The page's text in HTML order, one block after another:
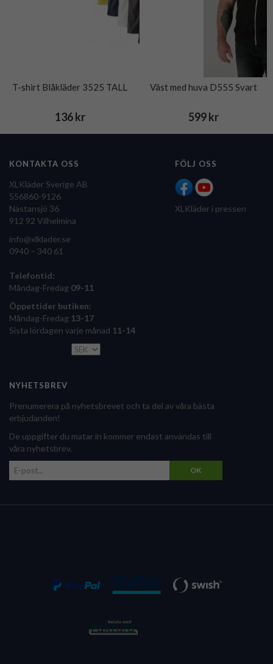
T-shirt Blåkläder 3525 TALL
136 kr
Väst med huva D555 Svart
599 kr
KONTAKTA OSS
XLKläder Sverige AB
556860-9126
Nästansjö 36
912 92 Vilhelmina
info@xlklader.se
0940 – 340 61
Telefontid:
Måndag-Fredag 09-11
Öppettider butiken:
Måndag-Fredag 13-17
Sista lördagen varje månad 11-14
FÖLJ OSS
XLKläder i pressen
NYHETSBREV
Prenumerera på nyhetsbrevet och ta del av våra bästa
erbjudanden!
De uppgifter du matar in kommer endast användas till
våra nyhetsbrev.
OK